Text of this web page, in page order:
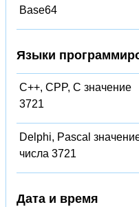
Base64
Языки
C++, CPP, C значение
3721
Delphi, Pascal
числа 3721
Дата и время